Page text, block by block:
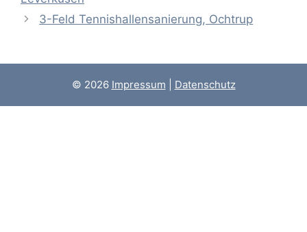
3-Feld Tennishallensanierung, Ochtrup
© 2026 Impressum Datenschutz